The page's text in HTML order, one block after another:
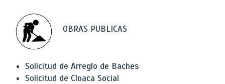
OBRAS PUBLICAS
Solicitud de Arreglo de Baches
Solicitud de Cloaca Social